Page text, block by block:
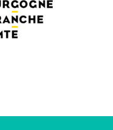
Annuaire